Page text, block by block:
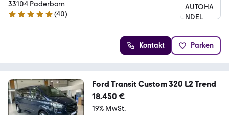
33104 Paderborn
4.9 Sterne
(40)
Kontakt Parken
Ford Transit Custom 320 L2 Trend
18.450 €
19% MwSt.